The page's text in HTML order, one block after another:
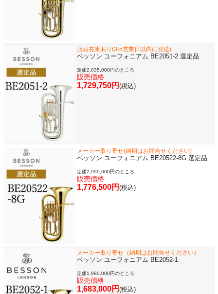
店頭在庫あり(3-5営業日以内に発送)
ベッソン ユーフォニアム BE2051-2 選定品
定価2,035,000円のところ
販売価格
1,729,750円 (税込)
メーカー取り寄せ(納期はお問合せください)
ベッソン ユーフォニアム BE20522-8G 選定品
定価2,090,000円のところ
販売価格
1,776,500円 (税込)
メーカー取り寄せ（納期はお問合せください）
ベッソン ユーフォニアム BE2052-1
定価1,980,000円のところ
販売価格
1,683,000円 (税込)